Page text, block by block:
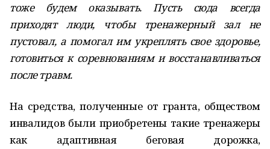
тоже будем оказывать. Пусть сюда всегда
приходят люди, чтобы тренажерный зал не
пустовал, а помогал им укреплять свое здоровье,
готовиться к соревнованиям и восстанавливаться
после травм.
На средства, полученные от гранта, обществом
инвалидов были приобретены такие тренажеры
как адаптивная беговая дорожка,